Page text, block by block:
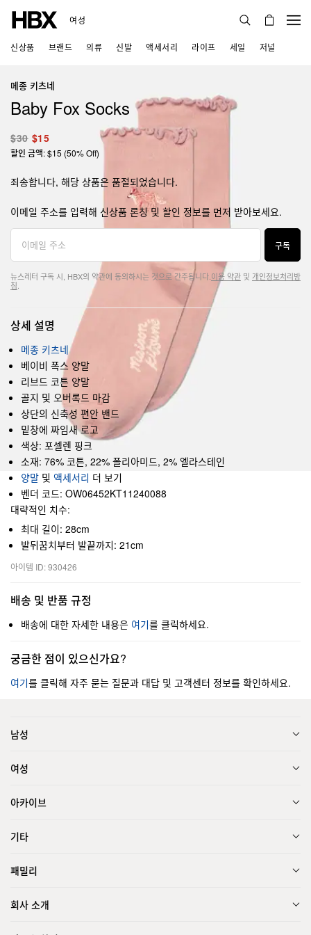
여성
신상품 브랜드 의류 신발 액세서리 라이프 세일 저널
메종 키츠네
Baby Fox Socks
$30 $15
할인 금액: $15 (50% Off)
죄송합니다, 해당 상품은 품절되었습니다.
이메일 주소를 입력해 신상품 론칭 및 할인 정보를 먼저 받아보세요.
구독
뉴스레터 구독 시, HBX의 약관에 동의하시는 것으로 간주됩니다. 이용 약관 및 개인정보처리방
침
상세 설명
메종 키츠네
베이비 폭스 양말
리브드 코튼 양말
골지 및 오버록드 마감
상단의 신축성 편안 밴드
밑창에 짜임새 로고
색상: 포셀렌 핑크
소재: 76% 코튼, 22% 폴리아미드, 2% 엘라스테인
양말 및 액세서리 더 보기
벤더 코드: OW06452KT11240088
대략적인 치수:
최대 길이: 28cm
발뒤꿈치부터 발끝까지: 21cm
아이템 ID: 930426
배송 및 반품 규정
배송에 대한 자세한 내용은 여기를 클릭하세요.
궁금한 점이 있으신가요?
여기를 클릭해 자주 묻는 질문과 대답 및 고객센터 정보를 확인하세요.
남성
여성
아카이브
기타
패밀리
회사 소개